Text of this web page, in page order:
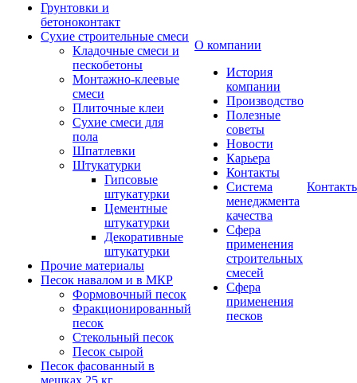
Грунтовки и
бетоноконтакт
Сухие строительные смеси
Кладочные смеси и
пескобетоны
Монтажно-клеевые
смеси
Плиточные клеи
Сухие смеси для
пола
Шпатлевки
Штукатурки
Гипсовые
штукатурки
Цементные
штукатурки
Декоративные
штукатурки
Прочие материалы
Песок навалом и в МКР
Формовочный песок
Фракционированный
песок
Стекольный песок
Песок сырой
Песок фасованный в
мешках 25 кг
О компании
История
компании
Производство
Полезные
советы
Новости
Карьера
Контакты
Система
менеджмента
качества
Сфера
применения
строительных
смесей
Сфера
применения
песков